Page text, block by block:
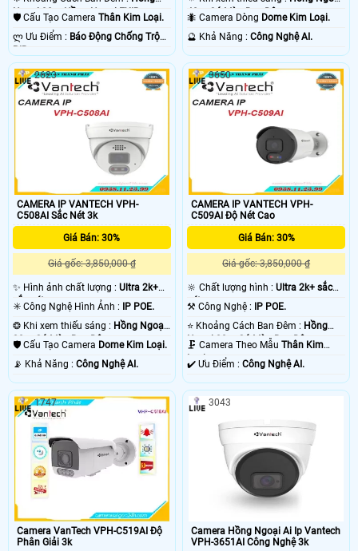
Ngoại 30m Hồng Ngoại EXIR.
🛡 Cấu Tạo Camera Thân Kim Loại.
️ლ Ưu Điểm : Báo Động Chống Trộm
40m Có Màu Ban Đêm.
🐜 Camera Dòng Dome Kim Loại.
️🔮 Khả Năng :Công Nghệ AI.
CAMERA IP VANTECH VPH-
C508AI Sắc Nét 3k
Giá Bán: 30%
Giá gốc: 3,850,000 ₫
✨ Hình ảnh chất lượng : Ultra 2k+
sắc nét .
✳️ Công Nghệ Hình Ảnh : IP POE.
❂ Khi xem thiếu sáng : Hồng Ngoại
30m Có Màu Ban Đêm.
🛡 Cấu Tạo Camera Dome Kim Loại.
️📡 Khả Năng : Công Nghệ AI.
2623
CAMERA IP VANTECH VPH-
C509AI Độ Nét Cao
Giá Bán: 30%
Giá gốc: 3,850,000 ₫
🔆 Chất lượng hình :Ultra 2k+ sắc
nét .
⚒ Công Nghệ : IP POE.
⭐ Khoảng Cách Ban Đêm : Hồng
Ngoại 30m Có Màu Ban Đêm.
🗜️ Camera Theo MẫuThân Kim
Loại.
️✔️ Ưu Điểm :Công Nghệ AI.
3650
Camera VanTech VPH-C519AI Độ
Phân Giải 3k
1747
Camera Hồng Ngoại Ai Ip Vantech
VPH-3651AI Công Nghệ 3k
3043